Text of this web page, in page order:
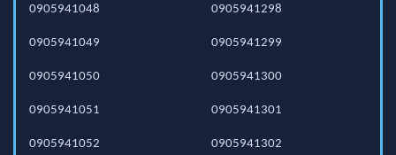
0905941048
0905941049
0905941050
0905941051
0905941052
0905941298
0905941299
0905941300
0905941301
0905941302